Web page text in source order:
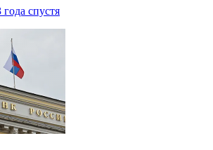
года спустя